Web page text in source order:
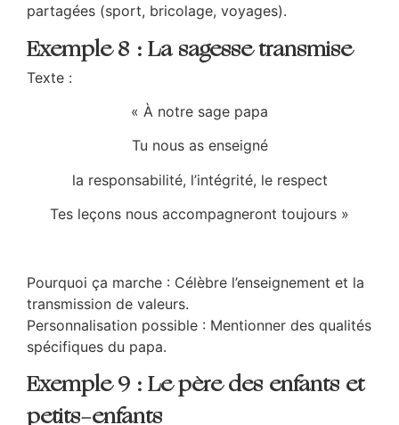
partagées (sport, bricolage, voyages).
Exemple 8 : La sagesse transmise
Texte :
« À notre sage papa
Tu nous as enseigné
la responsabilité, l’intégrité, le respect
Tes leçons nous accompagneront toujours »
Pourquoi ça marche : Célèbre l’enseignement et la
transmission de valeurs.
Personnalisation possible : Mentionner des qualités
spécifiques du papa.
Exemple 9 : Le père des enfants et
petits-enfants